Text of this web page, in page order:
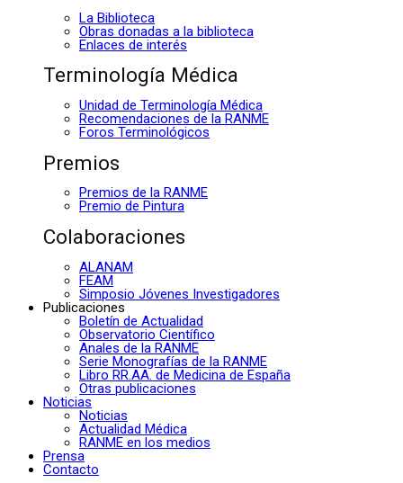
La Biblioteca
Obras donadas a la biblioteca
Enlaces de interés
Terminología Médica
Unidad de Terminología Médica
Recomendaciones de la RANME
Foros Terminológicos
Premios
Premios de la RANME
Premio de Pintura
Colaboraciones
ALANAM
FEAM
Simposio Jóvenes Investigadores
Publicaciones
Boletín de Actualidad
Observatorio Científico
Anales de la RANME
Serie Monografías de la RANME
Libro RR.AA. de Medicina de España
Otras publicaciones
Noticias
Noticias
Actualidad Médica
RANME en los medios
Prensa
Contacto